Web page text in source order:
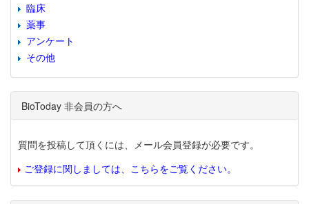
臨床
薬事
アンケート
その他
BioToday 非会員の方へ
質問を投稿して頂くには、メール会員登録が必要です。
ご登録に関しましては、こちらをご覧ください。